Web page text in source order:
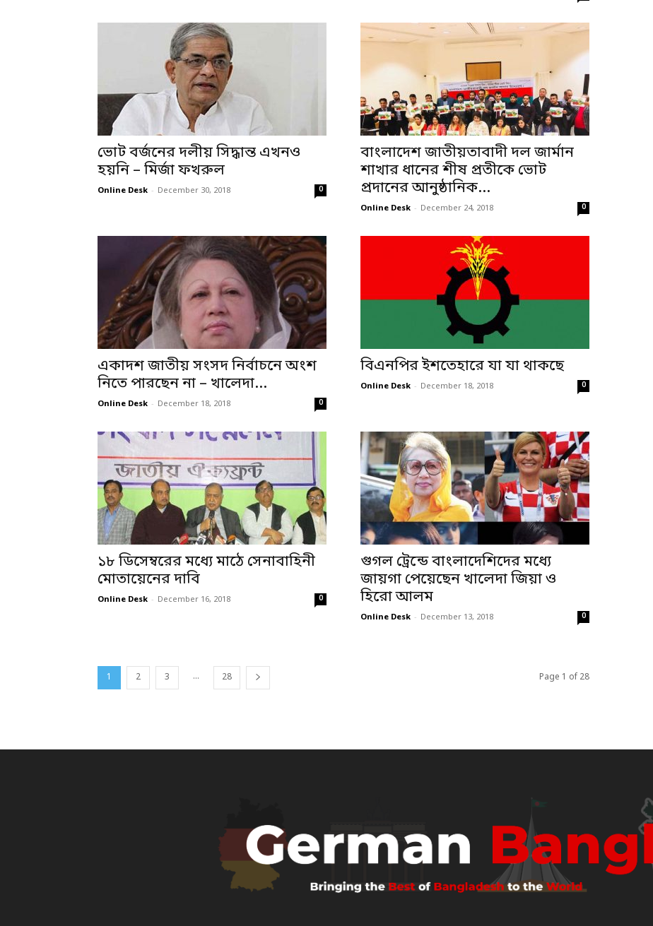
ভোট বর্জনের দলীয় সিদ্ধান্ত এখনও
হয়নি – মির্জা ফখরুল
Online Desk - December 30, 2018 0
বাংলাদেশ জাতীয়তাবাদী দল জার্মান
শাখার ধানের শীষ প্রতীকে ভোট
প্রদানের আনুষ্ঠানিক...
Online Desk - December 24, 2018 0
একাদশ জাতীয় সংসদ নির্বাচনে অংশ
নিতে পারছেন না – খালেদা...
Online Desk - December 18, 2018 0
বিএনপির ইশতেহারে যা যা থাকছে
Online Desk - December 18, 2018 0
১৮ ডিসেম্বরের মধ্যে মাঠে সেনাবাহিনী
মোতায়েনের দাবি
Online Desk - December 16, 2018 0
গুগল ট্রেন্ডে বাংলাদেশিদের মধ্যে
জায়গা পেয়েছেন খালেদা জিয়া ও
হিরো আলম
Online Desk - December 13, 2018 0
1 2 3 ... 28 Page 1 of 28